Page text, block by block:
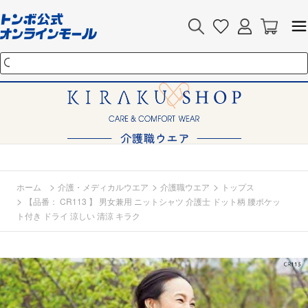
ホーム > 介護・メディカルウエア > 介護職ウエア > トップス
>
【品番： CR113 】 男女兼用 ニットシャツ 介護士 ドット柄 腰ポケッ
ト付き ドライ 涼しい 清涼 キラク